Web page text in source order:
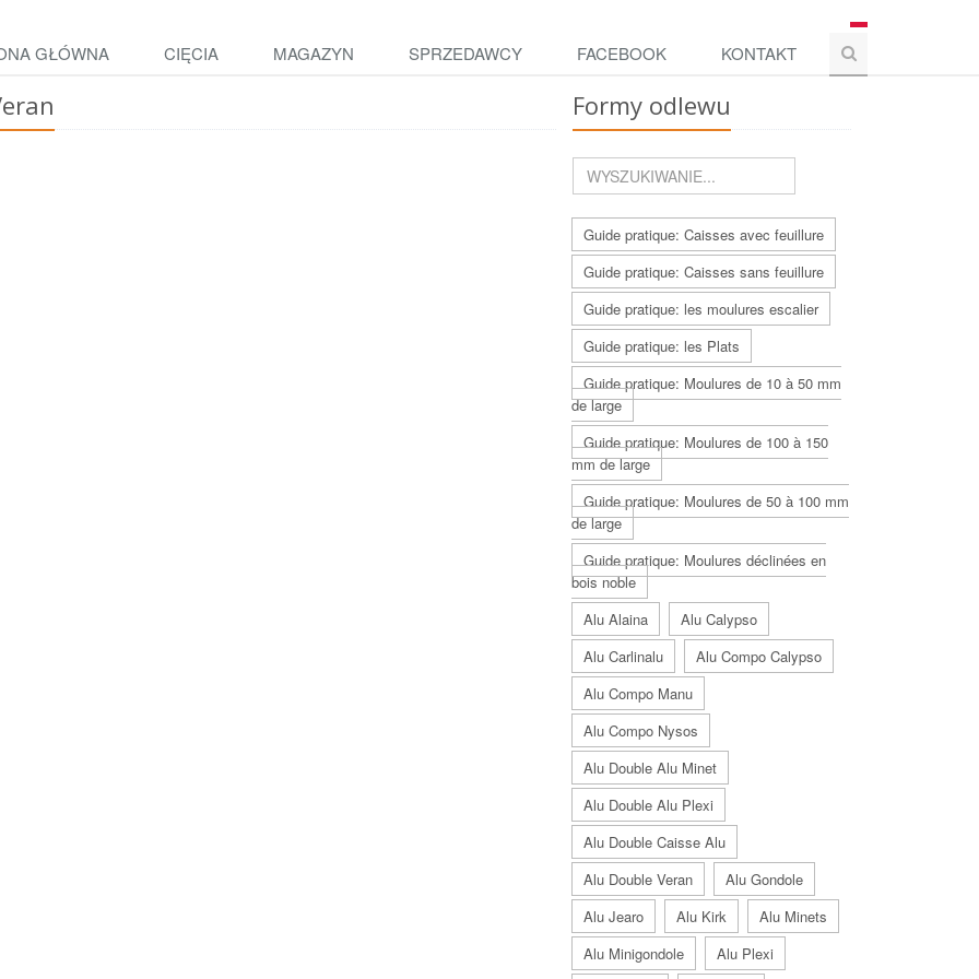
GŁÓWNA CIĘCIA MAGAZYN SPRZEDAWCY FACEBOOK KONTAKT
Formy odlewu
Guide pratique: Caisses avec feuillure
Guide pratique: Caisses sans feuillure
Guide pratique: les moulures escalier
Guide pratique: les Plats
Guide pratique: Moulures de 10 à 50 mm
de large
Guide pratique: Moulures de 100 à 150
mm de large
Guide pratique: Moulures de 50 à 100 mm
de large
Guide pratique: Moulures déclinées en
bois noble
Alu Alaina
Alu Calypso
Alu Carlinalu
Alu Compo Calypso
Alu Compo Manu
Alu Compo Nysos
Alu Double Alu Minet
Alu Double Alu Plexi
Alu Double Caisse Alu
Alu Double Veran
Alu Gondole
Alu Jearo
Alu Kirk
Alu Minets
Alu Minigondole
Alu Plexi